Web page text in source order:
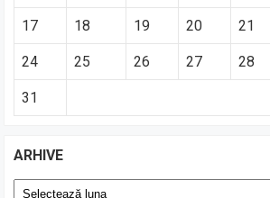
17 18 19 20 21
24 25 26 27 28
31
ARHIVE
Arhive